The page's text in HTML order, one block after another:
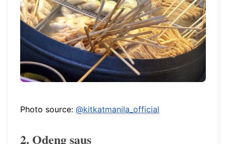
Photo source: @kitkatmanila_official
2. Odeng saus